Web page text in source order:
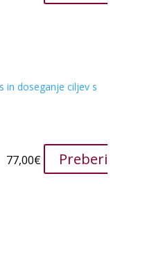
77,00€
Preberi